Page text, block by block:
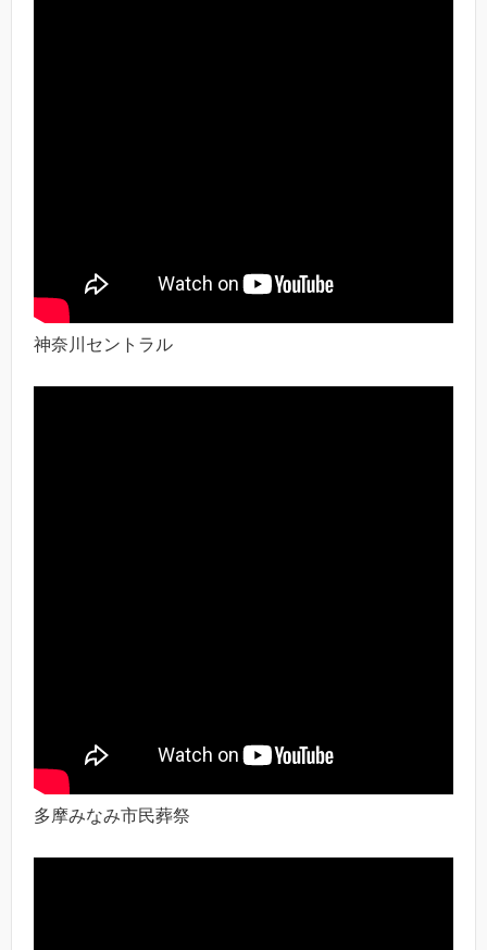
神奈川セントラル
多摩みなみ市民葬祭